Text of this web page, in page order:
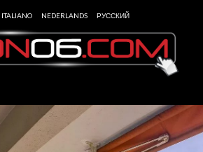
ITALIANO NEDERLANDS РУССКИЙ